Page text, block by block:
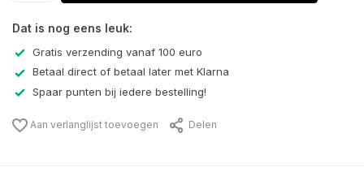
Dat is nog eens leuk:
Gratis verzending vanaf 100 euro
Betaal direct of betaal later met Klarna
Spaar punten bij iedere bestelling!
Aan verlanglijst toevoegen Delen